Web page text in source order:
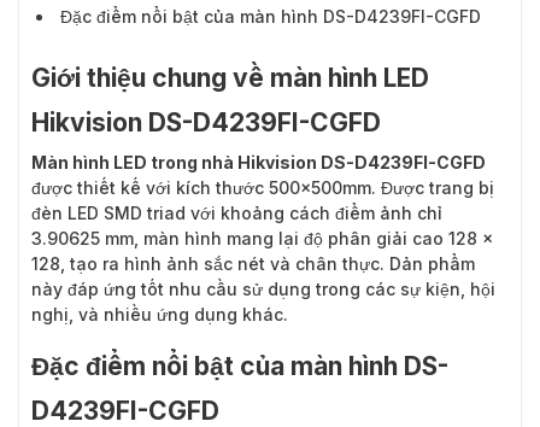
Đặc điểm nổi bật của màn hình DS-D4239FI-CGFD
Giới thiệu chung về màn hình LED
Hikvision DS-D4239FI-CGFD
Màn hình LED trong nhà Hikvision DS-D4239FI-CGFD
được thiết kế với kích thước 500x500mm. Được trang bị
đèn LED SMD triad với khoảng cách điểm ảnh chỉ
3.90625 mm, màn hình mang lại độ phân giải cao 128 ×
128, tạo ra hình ảnh sắc nét và chân thực. Dản phẩm
này đáp ứng tốt nhu cầu sử dụng trong các sự kiện, hội
nghị, và nhiều ứng dụng khác.
Đặc điểm nổi bật của màn hình DS-
D4239FI-CGFD